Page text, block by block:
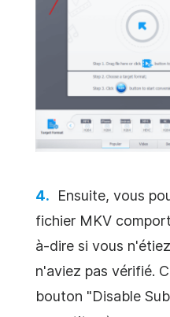
Ensuite, vous
fichier MKV
à-dire si vous
n'aviez pas vérifié.
bouton "Disable